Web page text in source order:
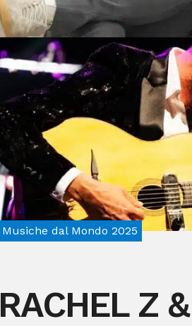
Musiche dal Mondo 2025
RACHEL Z